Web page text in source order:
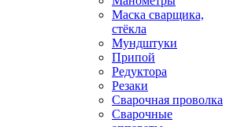
Маска сварщика,
стёкла
Мундштуки
Припой
Редуктора
Резаки
Сварочная проволка
Сварочные